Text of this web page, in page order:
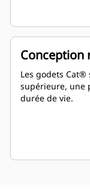
Conception
Les godets
supérieure, une
durée de vie.